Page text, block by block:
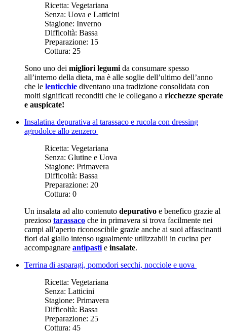
Ricetta: Vegetariana
Senza: Uova e Latticini
Stagione: Inverno
Difficoltà: Bassa
Preparazione: 15
Cottura: 25
Sono uno dei migliori legumi da consumare spesso
all’interno della dieta, ma è alle soglie dell’ultimo dell’anno
che le lenticchie diventano una tradizione consolidata con
molti significati reconditi che le collegano a ricchezze sperate
e auspicate!
Insalatina depurativa al tarassaco e rucola con dressing
agrodolce allo zenzero
Ricetta: Vegetariana
Senza: Glutine e Uova
Stagione: Primavera
Difficoltà: Bassa
Preparazione: 20
Cottura: 0
Un insalata ad alto contenuto depurativo e benefico grazie al
prezioso tarassaco che in primavera si trova facilmente nei
campi all’aperto riconoscibile grazie anche ai suoi affascinanti
fiori dal giallo intenso ugualmente utilizzabili in cucina per
accompagnare antipasti e insalate.
Terrina di asparagi, pomodori secchi, nocciole e uova
Ricetta: Vegetariana
Senza: Latticini
Stagione: Primavera
Difficoltà: Bassa
Preparazione: 25
Cottura: 45